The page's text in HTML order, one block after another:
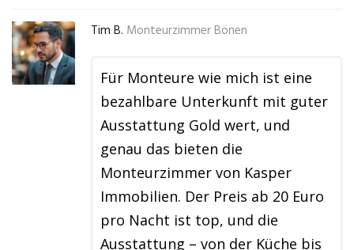
Tim B. Monteurzimmer Bönen
Für Monteure wie mich ist eine
bezahlbare Unterkunft mit guter
Ausstattung Gold wert, und
genau das bieten die
Monteurzimmer von Kasper
Immobilien. Der Preis ab 20 Euro
pro Nacht ist top, und die
Ausstattung – von der Küche bis